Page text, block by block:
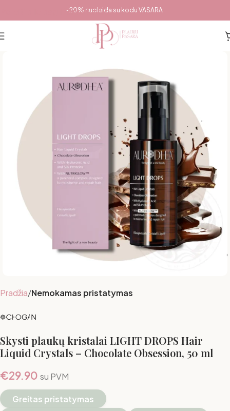
Pereiti prie pagrindinio turinio-20% nuolaida su kodu VASARA
Pradžia Nemokamas pristatymas
Skysti plaukų kristalai LIGHT DROPS Hair
Liquid Crystals – Chocolate Obsession, 50 ml
€29.90 su PVM
Greitas pristatymas